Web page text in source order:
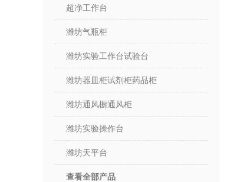
超净工作台
潍坊气瓶柜
潍坊实验工作台试验台
潍坊器皿柜试剂柜药品柜
潍坊通风橱通风柜
潍坊实验操作台
潍坊天平台
查看全部产品